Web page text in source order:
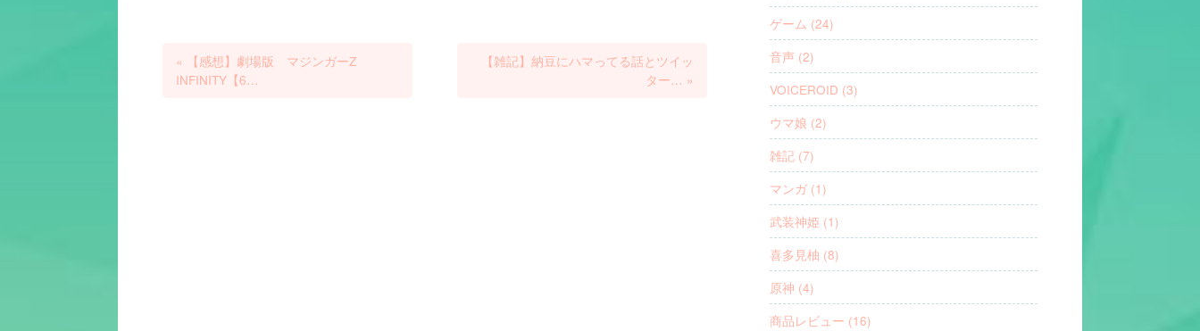
«
【感想】劇場版 マジンガーZ
INFINITY【6…
【雑記】納豆にハマってる話とツイッ
ター… »
ゲーム (24)
音声 (2)
VOICEROID (3)
ウマ娘 (2)
雑記 (7)
マンガ (1)
武装神姫 (1)
喜多見柚 (8)
原神 (4)
商品レビュー (16)